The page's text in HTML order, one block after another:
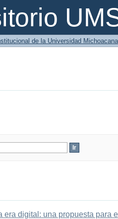
de la Universidad
era digital: una propuesta para